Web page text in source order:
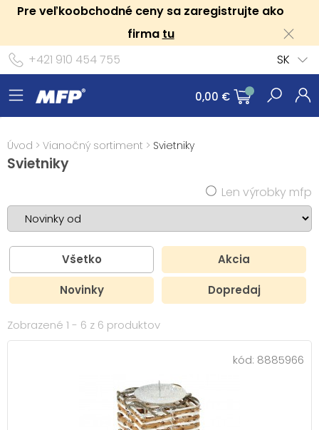
Pre veľkoobchodné ceny sa zaregistrujte ako
firma tu
+421 910 454 755
SK
0,00 €
Úvod > Vianočný sortiment > Svietniky
Svietniky
Len výrobky mfp
Všetko Akcia
Novinky Dopredaj
Zobrazené 1 - 6 z 6 produktov
kód: 8885966